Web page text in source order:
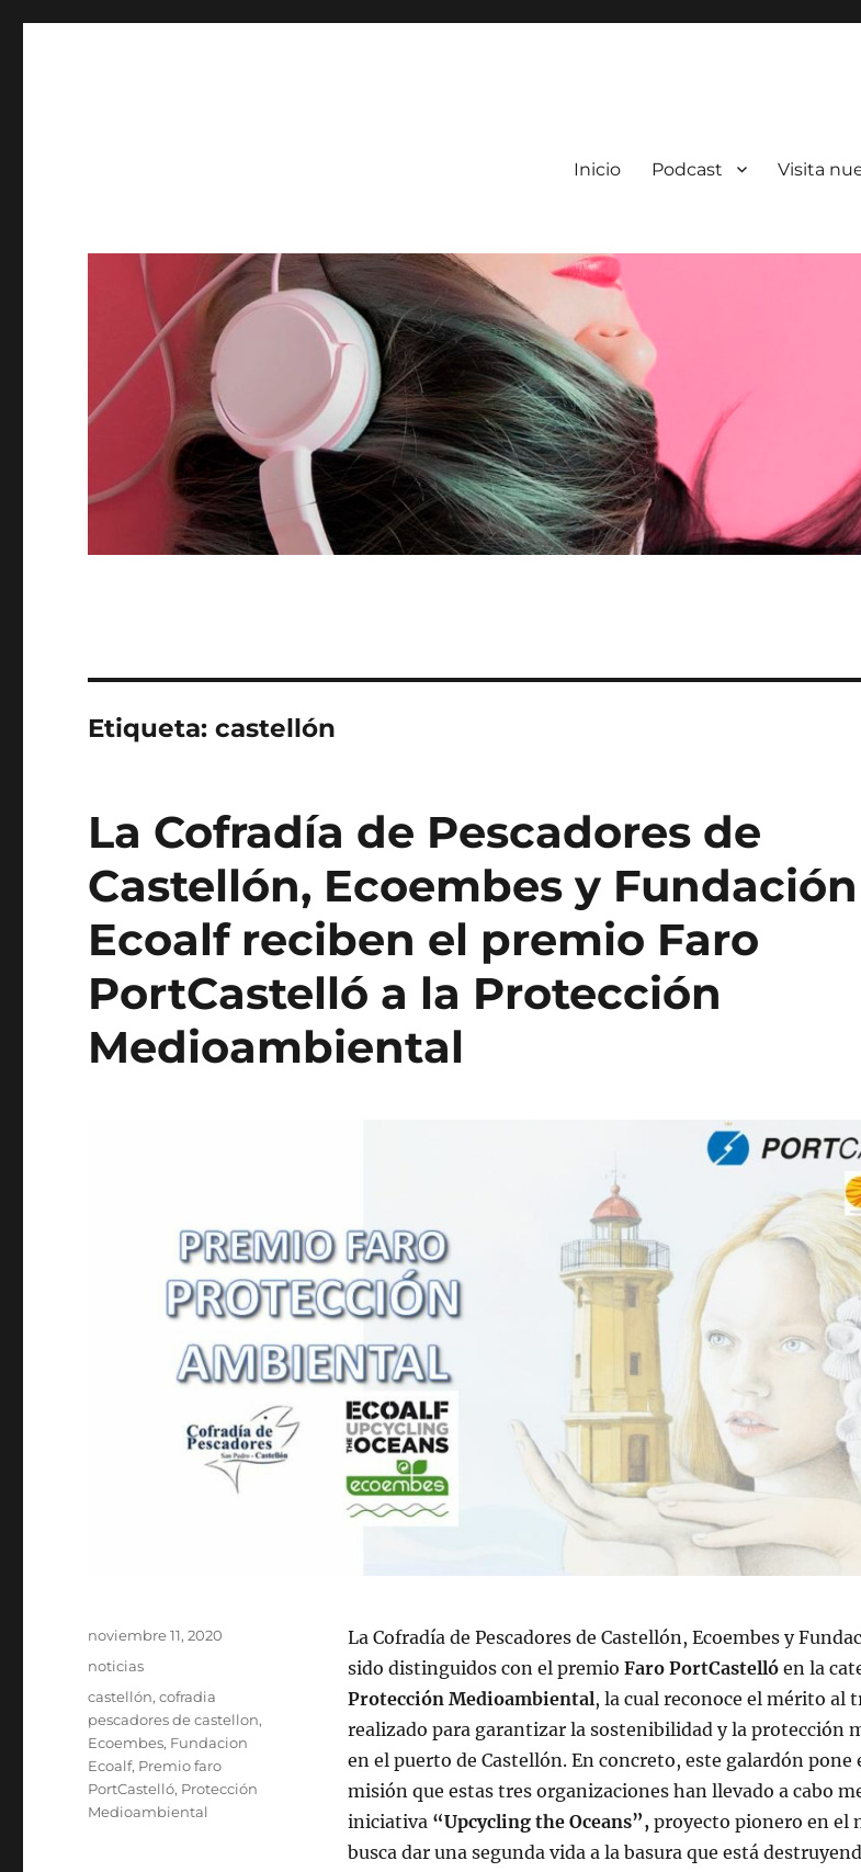
Inicio Podcast Visita
Etiqueta:castellón
La Cofradía de Pescadores de
Castellón, Ecoembes y Fundación
Ecoalf reciben el premio Faro
PortCastelló a la Protección
Medioambiental
La Cofradía de Pescadores de Castellón, Ecoembes y
sido distinguidos con el premio Faro PortCastellóen la
Protección Medioambiental, la cual reconoce el mérito al
realizado para garantizar la sostenibilidad y la protección
en el puerto de Castellón. En concreto, este galardón pone
misión que estas tres organizaciones han llevado a cabo
iniciativa “Upcycling the Oceans”,proyecto pionero en el
busca dar una segunda vida a la basura que está
Publicado
noviembre 11, 2020
Categorías
noticias
Etiquetas
castellón,cofradia
pescadores de castellon,
Ecoembes, Fundacion
Ecoalf, Premio faro
PortCastelló, Protección
Medioambiental